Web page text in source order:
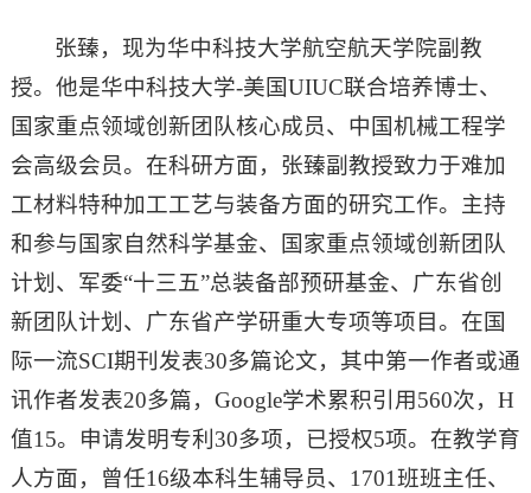
张臻，现为华中科技大学航空航天学院副教
授。他是华中科技大学-美国UIUC联合培养博士、
国家重点领域创新团队核心成员、中国机械工程学
会高级会员。在科研方面，张臻副教授致力于难加
工材料特种加工工艺与装备方面的研究工作。主持
和参与国家自然科学基金、国家重点领域创新团队
计划、军委“十三五”总装备部预研基金、广东省创
新团队计划、广东省产学研重大专项等项目。在国
际一流SCI期刊发表30多篇论文，其中第一作者或通
讯作者发表20多篇，Google学术累积引用560次，H
值15。申请发明专利30多项，已授权5项。在教学育
人方面，曾任16级本科生辅导员、1701班班主任、